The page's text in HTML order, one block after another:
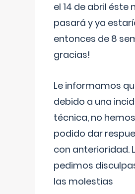
el 14 de abril éste
pasará y ya
entonces de 8
gracias!
Le informamos
debido a una
técnica, no hemos
podido dar
con anterioridad.
pedimos
las molestias